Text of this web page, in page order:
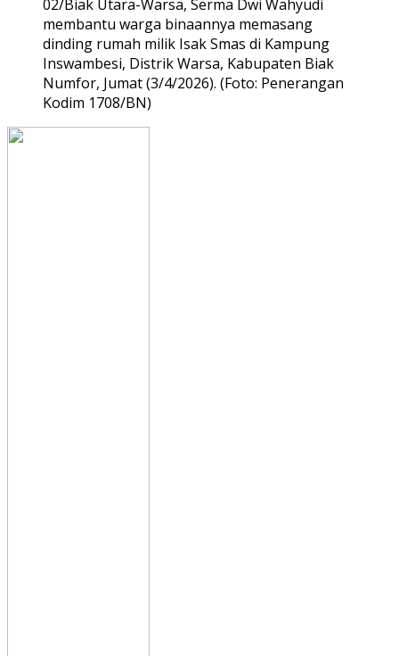
02/Biak Utara-Warsa, Serma Dwi Wahyudi
membantu warga binaannya memasang
dinding rumah milik Isak Smas di Kampung
Inswambesi, Distrik Warsa, Kabupaten Biak
Numfor, Jumat (3/4/2026). (Foto: Penerangan
Kodim 1708/BN)